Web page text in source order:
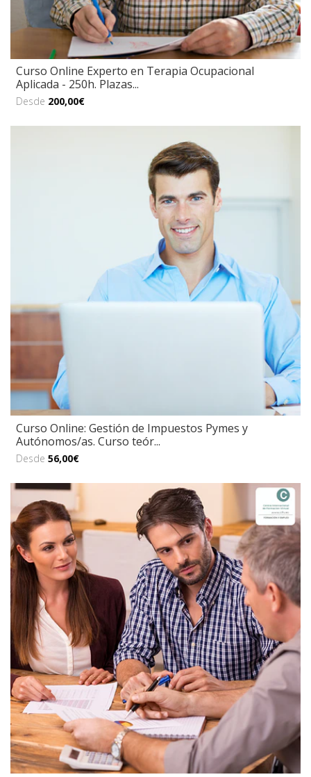
Curso Online Experto en Terapia Ocupacional
Aplicada - 250h. Plazas...
Desde 200,00€
Curso Online: Gestión de Impuestos Pymes y
Autónomos/as. Curso teór...
Desde 56,00€